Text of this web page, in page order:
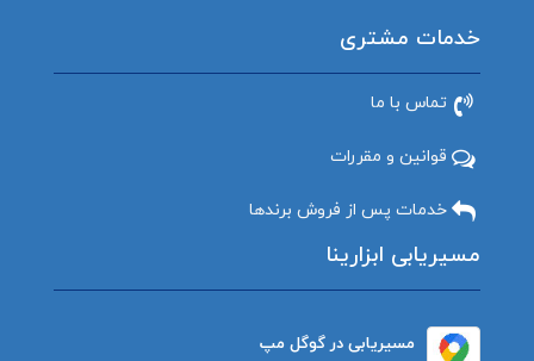
خدمات مشتری
تماس با ما
قوانین و مقررات
خدمات پس از فروش برندها
مسیریابی ابزارینا
مسیریابی در گوگل مپ